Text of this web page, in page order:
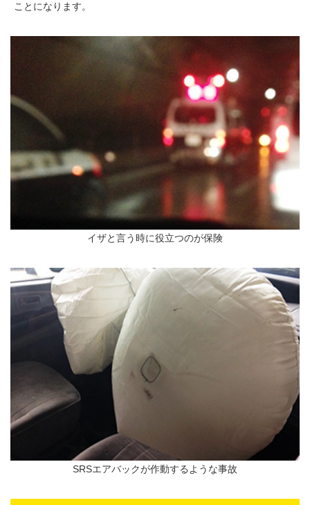
ことになります。
イザと言う時に役立つのが保険
SRSエアバックが作動するような事故